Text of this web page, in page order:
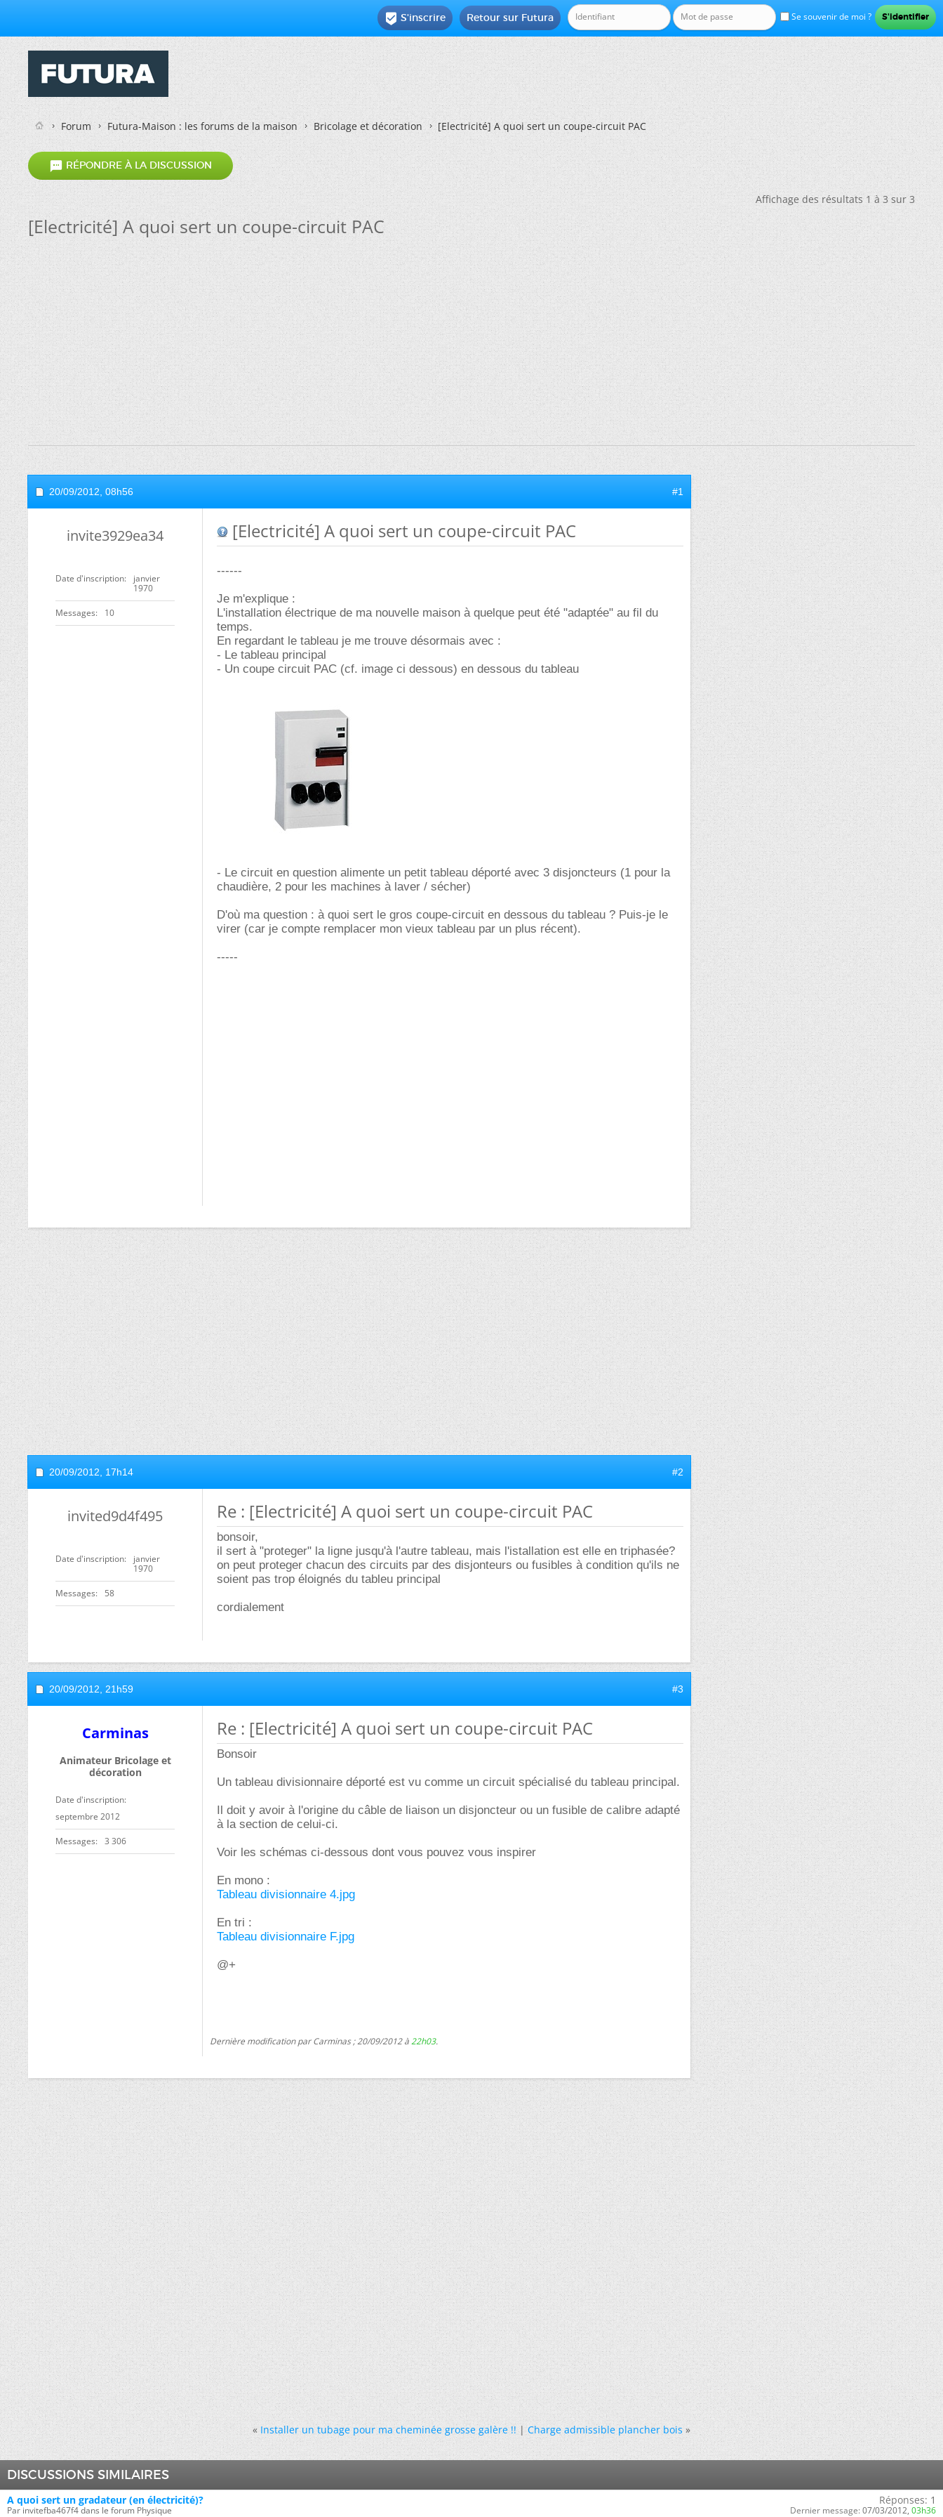
Se souvenir de moi ?
Retour sur Futura
 S'inscrire
Forum Futura-Maison : les forums de la maison Bricolage et décoration [Electricité] A quoi sert un coupe-circuit PAC
 RÉPONDRE À LA DISCUSSION
Affichage des résultats 1 à 3 sur 3
[Electricité] A quoi sert un coupe-circuit PAC
20/09/2012, 08h56 #1
invite3929ea34
Date d'inscription
janvier
1970
Messages 10
[Electricité] A quoi sert un coupe-circuit PAC
------
Je m'explique :
L'installation électrique de ma nouvelle maison à quelque peut été "adaptée" au fil du
temps.
En regardant le tableau je me trouve désormais avec :
- Le tableau principal
- Un coupe circuit PAC (cf. image ci dessous) en dessous du tableau
- Le circuit en question alimente un petit tableau déporté avec 3 disjoncteurs (1 pour la
chaudière, 2 pour les machines à laver / sécher)
D'où ma question : à quoi sert le gros coupe-circuit en dessous du tableau ? Puis-je le
virer (car je compte remplacer mon vieux tableau par un plus récent).
-----
20/09/2012, 17h14 #2
invited9d4f495
Date d'inscription
janvier
1970
Messages 58
Re : [Electricité] A quoi sert un coupe-circuit PAC
bonsoir,
il sert à "proteger" la ligne jusqu'à l'autre tableau, mais l'istallation est elle en triphasée?
on peut proteger chacun des circuits par des disjonteurs ou fusibles à condition qu'ils ne
soient pas trop éloignés du tableu principal
cordialement
20/09/2012, 21h59 #3
Carminas
Animateur Bricolage et
décoration
Date d'inscription
septembre 2012
Messages 3 306
Re : [Electricité] A quoi sert un coupe-circuit PAC
Bonsoir
Un tableau divisionnaire déporté est vu comme un circuit spécialisé du tableau principal.
Il doit y avoir à l'origine du câble de liaison un disjoncteur ou un fusible de calibre adapté
à la section de celui-ci.
Voir les schémas ci-dessous dont vous pouvez vous inspirer
En mono :
Tableau divisionnaire 4.jpg
En tri :
Tableau divisionnaire F.jpg
@+
Dernière modification par Carminas ; 20/09/2012 à22h03.
« Installer un tubage pour ma cheminée grosse galère !!|Charge admissible plancher bois »
DISCUSSIONS SIMILAIRES
A quoi sert un gradateur (en électricité)?
Par invitefba467f4 dans le forum Physique
Réponses: 1
Dernier message: 07/03/2012, 03h36